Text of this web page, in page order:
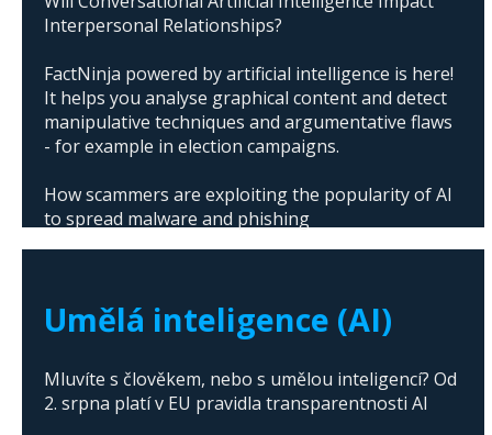
Interpersonal Relationships?
FactNinja powered by artificial intelligence is here!
It helps you analyse graphical content and detect
manipulative techniques and argumentative flaws
- for example in election campaigns.
How scammers are exploiting the popularity of AI
to spread malware and phishing
Umělá inteligence (AI)
Mluvíte s člověkem, nebo s umělou inteligencí? Od
2. srpna platí v EU pravidla transparentnosti AI